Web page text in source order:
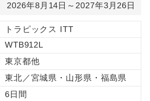
2026年8月14日～2027年3月26日
トラピックス ITT
WTB912L
東京都他
東北／宮城県・山形県・福島県
6日間
1名様1室利用でも追加料金がかからない
コースです。
ご夫婦限定でご参加いただけるコースで
す。
女性限定でご参加いただけるコースで
す。